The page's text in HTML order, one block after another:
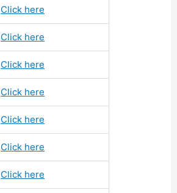
Click here
Click here
Click here
Click here
Click here
Click here
Click here